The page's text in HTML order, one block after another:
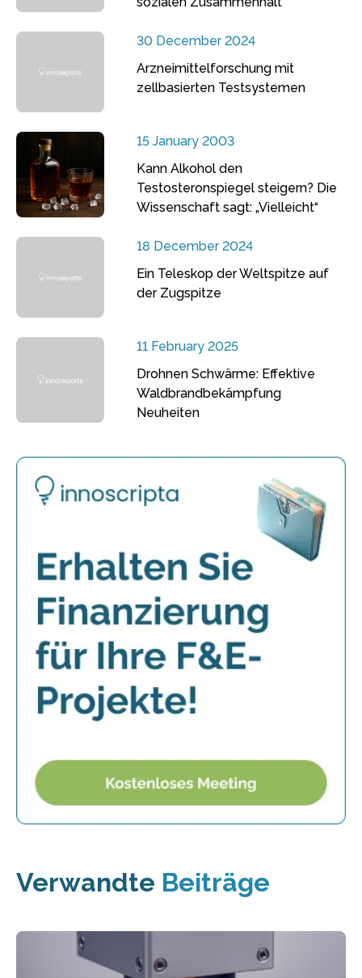
30 December 2024
Arzneimittelforschung mit
zellbasierten Testsystemen
15 January 2003
Kann Alkohol den
Testosteronspiegel steigern? Die
Wissenschaft sagt: „Vielleicht“
18 December 2024
Ein Teleskop der Weltspitze auf
der Zugspitze
11 February 2025
Drohnen Schwärme: Effektive
Waldbrandbekämpfung
Neuheiten
Verwandte Beiträge